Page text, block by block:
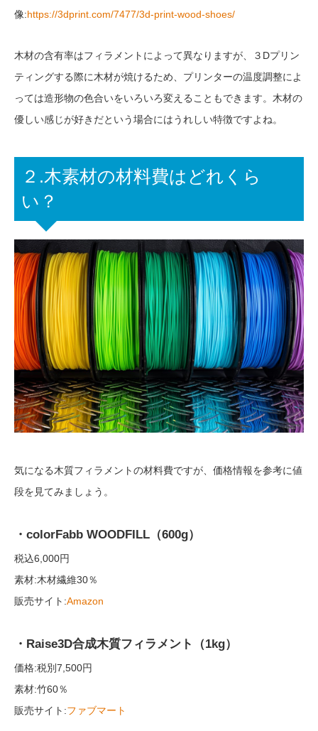
像:https://3dprint.com/7477/3d-print-wood-shoes/
木材の含有率はフィラメントによって異なりますが、３Dプリン
ティングする際に木材が焼けるため、プリンターの温度調整によ
っては造形物の色合いをいろいろ変えることもできます。木材の
優しい感じが好きだという場合にはうれしい特徴ですよね。
２.木素材の材料費はどれくら
い？
気になる木質フィラメントの材料費ですが、価格情報を参考に値
段を見てみましょう。
・colorFabb WOODFILL（600g）
税込6,000円
素材:木材繊維30％
販売サイト:Amazon
・Raise3D合成木質フィラメント（1kg）
価格:税別7,500円
素材:竹60％
販売サイト:ファブマート